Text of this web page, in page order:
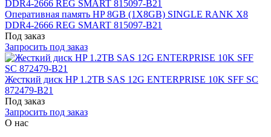
Оперативная память HP 8GB (1X8GB) SINGLE RANK X8
DDR4-2666 REG SMART 815097-B21
Под заказ
Запросить под заказ
Жесткий диск HP 1.2TB SAS 12G ENTERPRISE 10K SFF SC
872479-B21
Под заказ
Запросить под заказ
О нас